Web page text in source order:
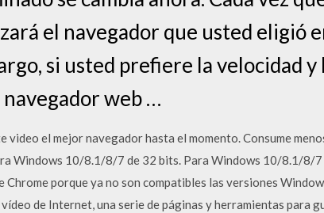
el navegador que usted eligió
si usted prefiere la velocidad
web …
el mejor navegador hasta el momento. Consume
Windows 10/8.1/8/7 de 32 bits. Para Windows 10/8.1/8/
porque ya no son compatibles las versiones
de Internet, una serie de páginas y herramientas para